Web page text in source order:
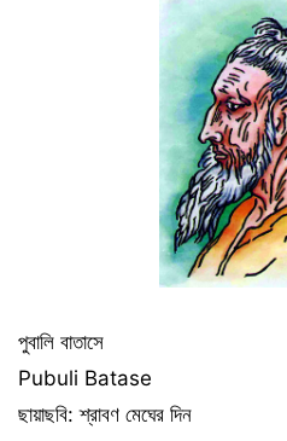
পুবালি বাতাসে
Pubuli Batase
ছায়াছবি: শ্রাবণ মেঘের দিন